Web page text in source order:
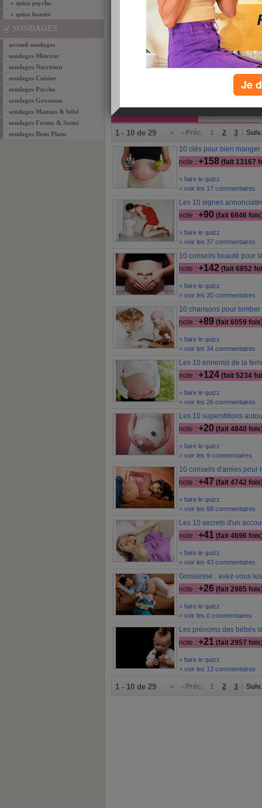
» quizz psycho
» quizz beauté
SONDAGES
accueil sondages
sondages Minceur
sondages Nutrition
sondages Cuisine
sondages Psycho
sondages Grossesse
sondages Maman & bébé
sondages Forme & Santé
sondages Bons Plans
60%
drgrison
score: 70%
sexylova97230
score:
voir les 20 commentaires
1 - 10 de 29 « ‹ Préc. 1 2 3
Suiv.
10 clés pour bien
note : +158 (fait 13167
» faire le quizz
» voir les 17 commentaires
Les 10 signes
note : +90 (fait 6946
» faire le quizz
» voir les 37 commentaires
10 conseils beauté pour
note : +142 (fait 6852
» faire le quizz
» voir les 20 commentaires
10 chansons pour
note : +89 (fait 6059
» faire le quizz
» voir les 34 commentaires
Les 10 ennemis de la
note : +124 (fait 5234
» faire le quizz
» voir les 26 commentaires
Les 10 superstitions
note : +20 (fait 4840
» faire le quizz
» voir les 9 commentaires
10 conseils d'amies pour
note : +47 (fait 4742
» faire le quizz
» voir les 68 commentaires
Les 10 secrets d'un
note : +41 (fait 4696
» faire le quizz
» voir les 43 commentaires
Grossesse : avez-vous
note : +26 (fait 2985
» faire le quizz
» voir les 0 commentaires
Les prénoms des bébés
note : +21 (fait 2957
» faire le quizz
» voir les 13 commentaires
1 - 10 de 29 « ‹ Préc. 1 2 3 Suiv.
Je